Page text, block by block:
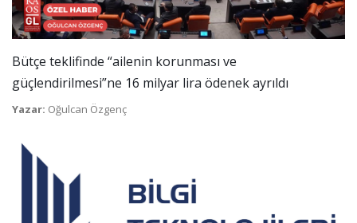
Bütçe teklifinde “ailenin korunması ve
güçlendirilmesi”ne 16 milyar lira ödenek ayrıldı
Yazar: Oğulcan Özgenç